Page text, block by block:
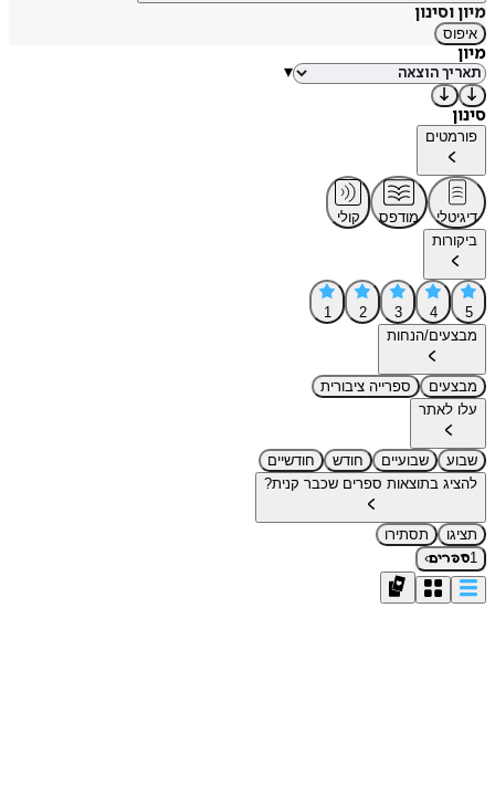
מיון וסינון
איפוס
מיון
▾
סינון
פורמטים
דיגיטלי מודפס
קולי
ביקורות
5
4
3
2
1
מבצעים/הנחות
מבצעים
ספרייה ציבורית
עלו לאתר
שבוע שבועיים חודש
חודשיים
להציג בתוצאות ספרים שכבר קנית?
תציגו
תסתירו
1ספרים›